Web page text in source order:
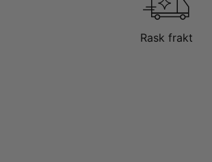
Rask frakt